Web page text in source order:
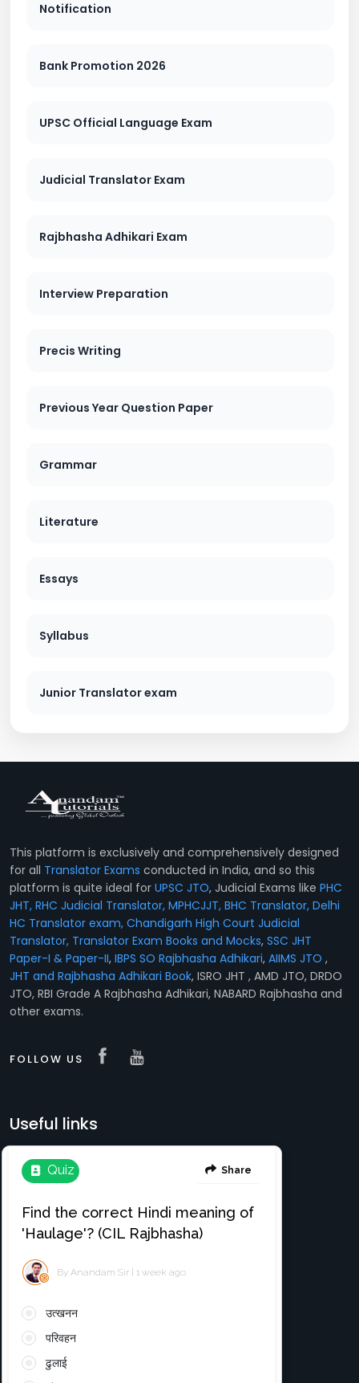
Notification
Bank Promotion 2026
UPSC Official Language Exam
Judicial Translator Exam
Rajbhasha Adhikari Exam
Interview Preparation
Precis Writing
Previous Year Question Paper
Grammar
Literature
Essays
Syllabus
Junior Translator exam
This platform is exclusively and comprehensively designed
for all Translator Exams conducted in India, and so this
platform is quite ideal for UPSC JTO, Judicial Exams like PHC
JHT, RHC Judicial Translator, MPHCJJT, BHC Translator, Delhi
HC Translator exam, Chandigarh High Court Judicial
Translator, Translator Exam Books and Mocks, SSC JHT
Paper-I & Paper-II, IBPS SO Rajbhasha Adhikari, AIIMS JTO ,
JHT and Rajbhasha Adhikari Book, ISRO JHT , AMD JTO, DRDO
JTO, RBI Grade A Rajbhasha Adhikari, NABARD Rajbhasha and
other exams.
FOLLOW US
Useful links
Translation e-books
Register Free
Login
Register
News & Events
Contact with Us
anandamtutorials@gmail.com
Youtube